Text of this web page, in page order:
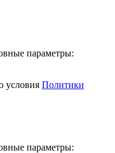
параметры:
условия Политики
параметры: